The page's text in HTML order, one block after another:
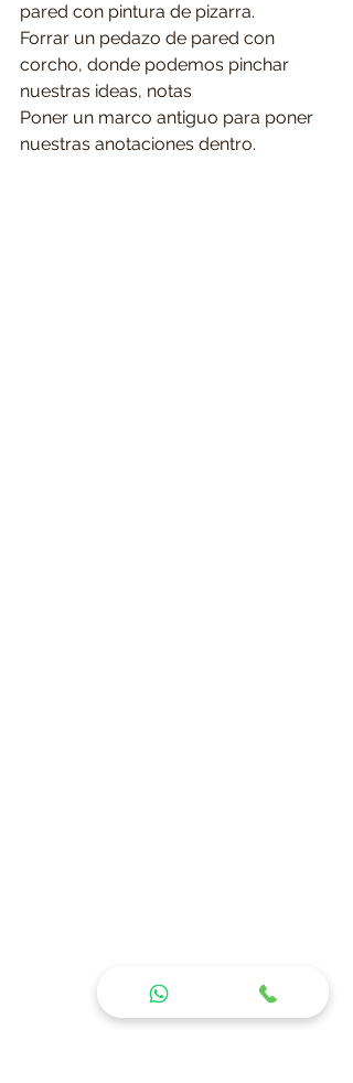
pared con pintura de pizarra.
Forrar un pedazo de pared con
corcho, donde podemos pinchar
nuestras ideas, notas
Poner un marco antiguo para poner
nuestras anotaciones dentro.